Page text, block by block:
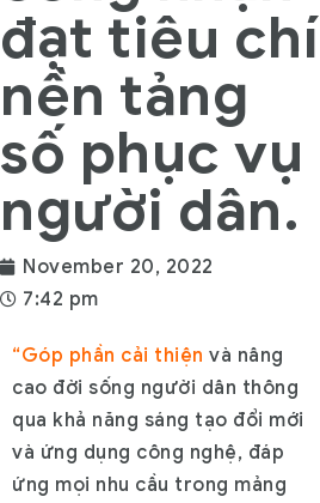
đạt tiêu chí
nền tảng
số phục vụ
người dân.
November 20, 2022
7:42 pm
“Góp phần cải thiện và nâng
cao đời sống người dân thông
qua khả năng sáng tạo đổi mới
và ứng dụng công nghệ, đáp
ứng mọi nhu cầu trong mảng